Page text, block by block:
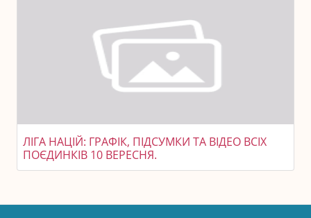
ЛІГА НАЦІЙ: ГРАФІК, ПІДСУМКИ ТА ВІДЕО ВСІХ
ПОЄДИНКІВ 10 ВЕРЕСНЯ.